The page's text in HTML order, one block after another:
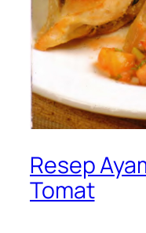
Resep
Tomat